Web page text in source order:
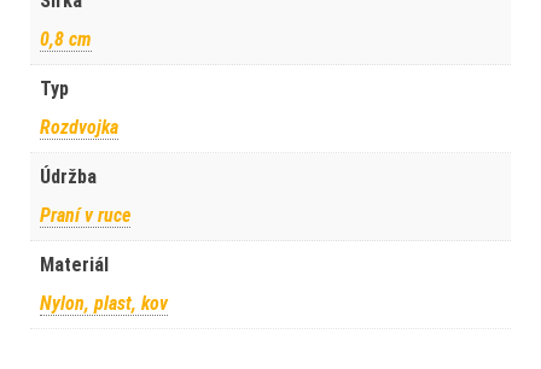
0,8 cm
Typ
Rozdvojka
Údržba
Praní v ruce
Materiál
Nylon, plast, kov